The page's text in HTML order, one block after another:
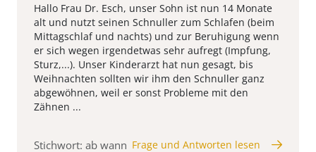
Hallo Frau Dr. Esch, unser Sohn ist nun 14 Monate
alt und nutzt seinen Schnuller zum Schlafen (beim
Mittagschlaf und nachts) und zur Beruhigung wenn
er sich wegen irgendetwas sehr aufregt (Impfung,
Sturz,...). Unser Kinderarzt hat nun gesagt, bis
Weihnachten sollten wir ihm den Schnuller ganz
abgewöhnen, weil er sonst Probleme mit den
Zähnen ...
Stichwort: ab wann Frage und Antworten lesen